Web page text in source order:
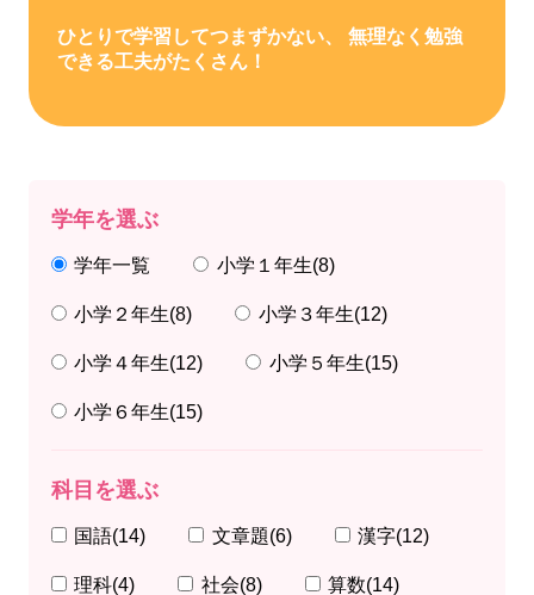
ひとりで学習してつまずかない、 無理なく勉強
できる工夫がたくさん！
学年を選ぶ
学年一覧 小学１年生(8)
小学２年生(8) 小学３年生(12)
小学４年生(12) 小学５年生(15)
小学６年生(15)
科目を選ぶ
国語(14) 文章題(6) 漢字(12)
理科(4) 社会(8) 算数(14)